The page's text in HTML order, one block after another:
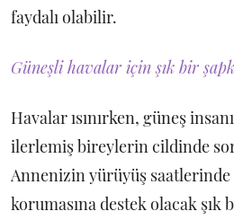
faydalı olabilir.
Güneşli havalar için şık bir
Havalar ısınırken, güneş
ilerlemiş bireylerin cildinde
Annenizin yürüyüş saatlerinde
korumasına destek olacak şık